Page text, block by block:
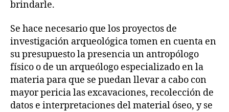
brindarle.
Se hace necesario que los proyectos de
investigación arqueológica tomen en cuenta en
su presupuesto la presencia un antropólogo
físico o de un arqueólogo especializado en la
materia para que se puedan llevar a cabo con
mayor pericia las excavaciones, recolección de
datos e interpretaciones del material óseo, y se